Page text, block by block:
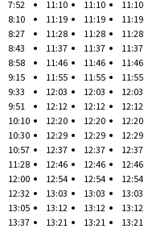
7:52
8:10
8:27
8:43
8:58
9:15
9:33
9:51
10:10
10:30
10:57
11:28
12:00
12:32
13:05
13:37
11:10
11:19
11:28
11:37
11:46
11:55
12:03
12:12
12:20
12:29
12:37
12:46
12:54
13:03
13:12
13:21
11:10
11:19
11:28
11:37
11:46
11:55
12:03
12:12
12:20
12:29
12:37
12:46
12:54
13:03
13:12
13:21
11:10
11:19
11:28
11:37
11:46
11:55
12:03
12:12
12:20
12:29
12:37
12:46
12:54
13:03
13:12
13:21